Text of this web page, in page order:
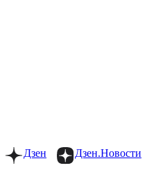
Дзен.Новости
Дзен